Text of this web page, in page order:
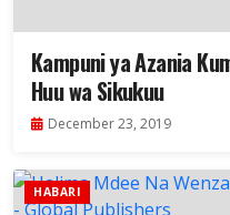
Kampuni ya Azania
Huu wa Sikukuu
December 23, 2019
HABARI